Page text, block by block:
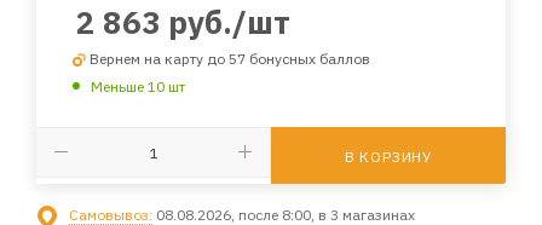
2 863 руб./шт
Вернем на карту до 57 бонусных баллов
Меньше 10 шт
В КОРЗИНУ
Самовывоз: 08.08.2026, после 8:00, в 3 магазинах